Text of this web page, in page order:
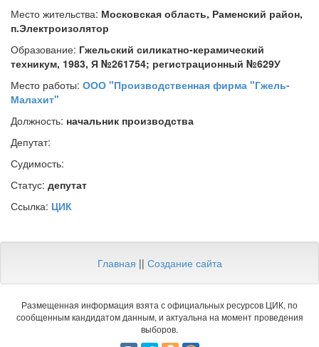
Место жительства: Московская область, Раменский район,
п.Электроизолятор
Образование: Гжельский силикатно-керамический
техникум, 1983, Я №261754; регистрационный №629У
Место работы: ООО "Производственная фирма "Гжель-
Малахит"
Должность: начальник производства
Депутат:
Судимость:
Статус: депутат
Ссылка: ЦИК
Главная || Создание сайта
Размещенная информация взята с официальных ресурсов ЦИК, по
сообщенным кандидатом данным, и актуальна на момент проведения
выборов.